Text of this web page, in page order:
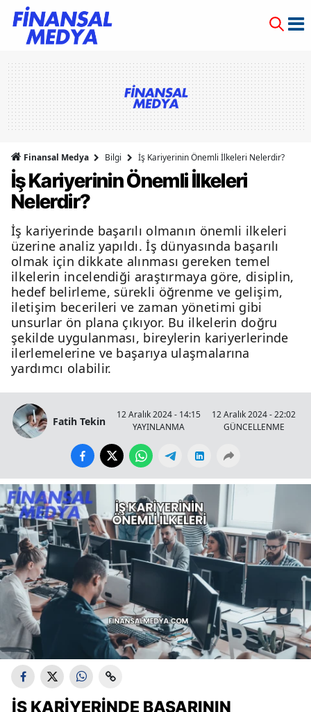
Finansal Medya Bilgi İş Kariyerinin Önemli İlkeleri Nelerdir?
İş Kariyerinin Önemli İlkeleri
Nelerdir?
İş kariyerinde başarılı olmanın önemli ilkeleri
üzerine analiz yapıldı. İş dünyasında başarılı
olmak için dikkate alınması gereken temel
ilkelerin incelendiği araştırmaya göre, disiplin,
hedef belirleme, sürekli öğrenme ve gelişim,
iletişim becerileri ve zaman yönetimi gibi
unsurlar ön plana çıkıyor. Bu ilkelerin doğru
şekilde uygulanması, bireylerin kariyerlerinde
ilerlemelerine ve başarıya ulaşmalarına
yardımcı olabilir.
Fatih Tekin
12 Aralık 2024 - 14:15
YAYINLANMA
12 Aralık 2024 - 22:02
GÜNCELLENME
İŞ KARIYERINDE BAŞARININ